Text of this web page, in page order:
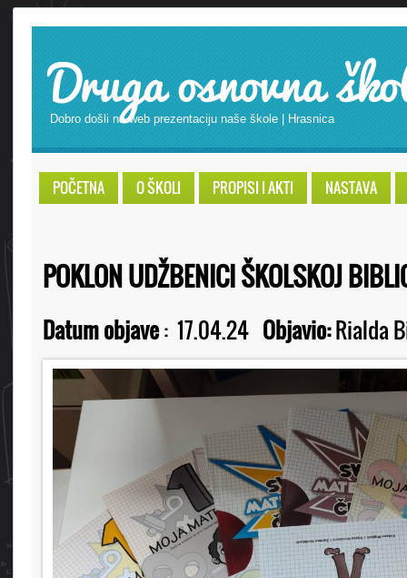
Druga osnovna
Dobro došli na web prezentaciju naše škole | Hrasnica
POČETNA O ŠKOLI PROPISI I AKTI NASTAVA
POKLON UDŽBENICI ŠKOLSKOJ
Datum objave: 17.04.24 Objavio:Rialda